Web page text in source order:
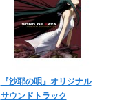
『沙耶の唄』オリジナル
サウンドトラック